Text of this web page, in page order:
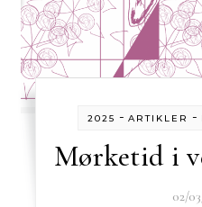
2025 - ARTIKLER -
Mørketid i
02/